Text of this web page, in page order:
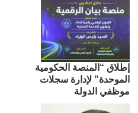
إطلاق “المنصة الحكومية
الموحدة” لإدارة سجلات
موظفي الدولة